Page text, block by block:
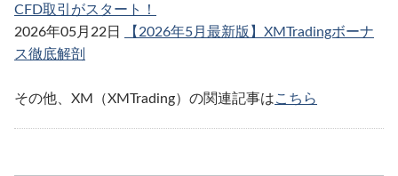
CFD取引がスタート！
2026年05月22日
【2026年5月最新版】XMTradingボーナ
ス徹底解剖
その他、XM（XMTrading）の関連記事はこちら